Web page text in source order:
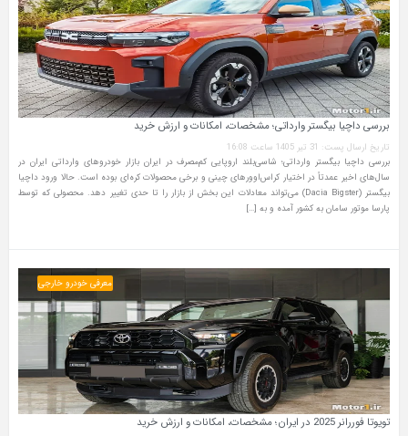
بررسی داچیا بیگستر وارداتی؛ مشخصات، امکانات و ارزش خرید
تاریخ ارسال پست: 31 تیر 1405 ساعت 16:08
بررسی داچیا بیگستر وارداتی؛ شاسی‌بلند اروپایی کم‌مصرف در ایران بازار خودروهای وارداتی ایران در
سال‌های اخیر عمدتاً در اختیار کراس‌اوورهای چینی و برخی محصولات کره‌ای بوده است. حالا ورود داچیا
بیگستر (Dacia Bigster) می‌تواند معادلات این بخش از بازار را تا حدی تغییر دهد. محصولی که توسط
پارسا موتور سامان به کشور آمده و به […]
معرفی خودرو خارجی
تویوتا فوررانر 2025 در ایران؛ مشخصات، امکانات و ارزش خرید